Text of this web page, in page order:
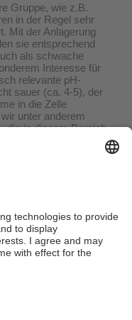
Gruppe, wie z.B.
in der Regel sehr
Mit der Anlagerung
sie entsprechend
als schwache
Interesse für
relevante pH-
sauer (ca. 4-5), der
in die Zelle
unter anderem
die in diesem Bereich
stellen N-
dar, deren Basizität
variiert werden
kontrollierte
Prozess (RAFT:
transfer) bis zu
g/mol).